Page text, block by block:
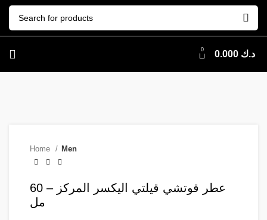
0 0.000 د.ك
Home Men
عطر قوتشي قيلتي اليكسر المركز – 60
مل